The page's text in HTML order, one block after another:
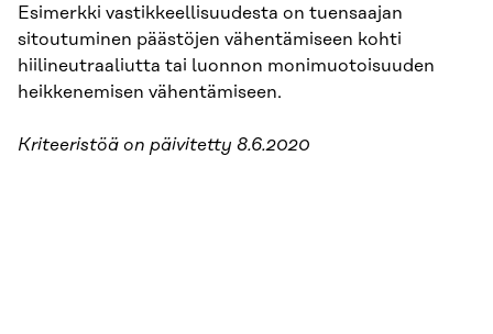
Esimerkki vastikkeellisuudesta on tuensaajan
sitoutuminen päästöjen vähentämiseen kohti
hiilineutraaliutta tai luonnon monimuotoisuuden
heikkenemisen vähentämiseen.
Kriteeristöä on päivitetty 8.6.2020